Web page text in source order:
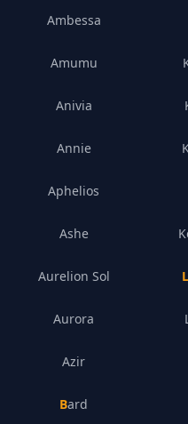
Ambessa
Amumu
Anivia
Annie
Aphelios
Ashe
Aurelion Sol
Aurora
Azir
Bard